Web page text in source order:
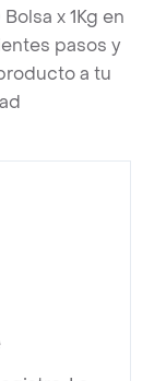
x 1Kg en
pasos y
a tu